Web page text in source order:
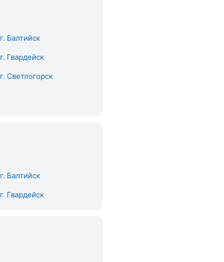
г. Балтийск
г. Гвардейск
г. Светлогорск
г. Балтийск
г. Гвардейск